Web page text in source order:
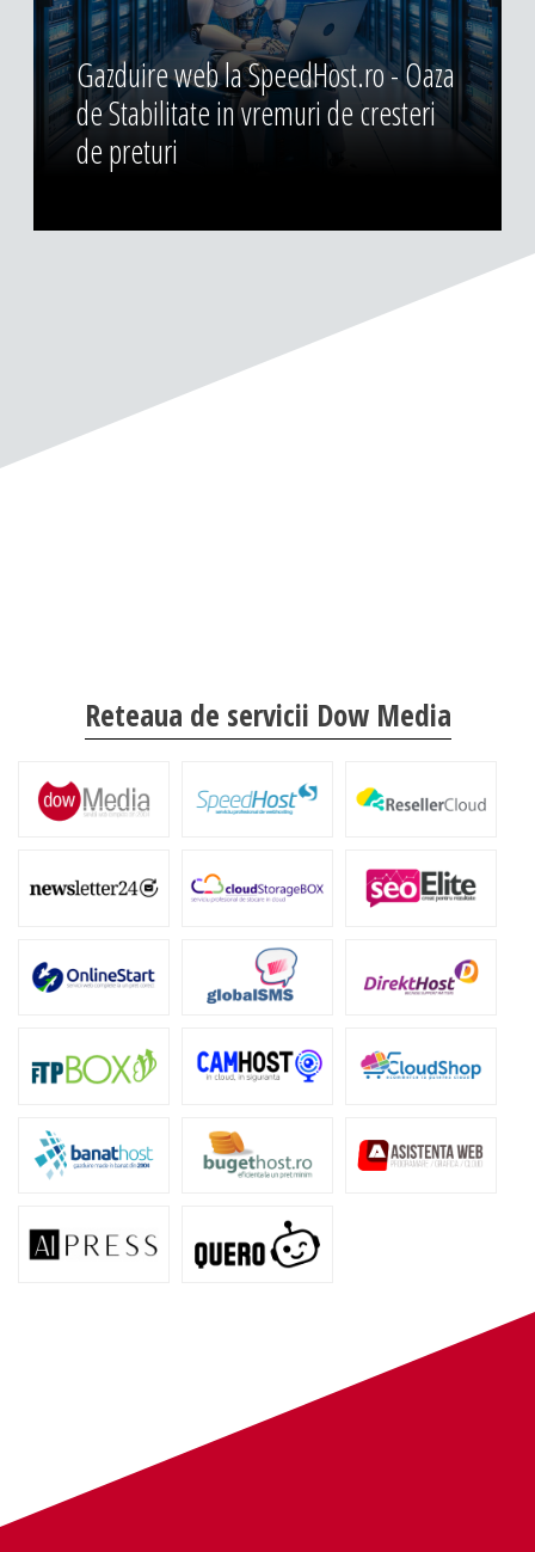
Gazduire web la SpeedHost.ro - Oaza
de Stabilitate in vremuri de cresteri
de preturi
Reteaua de servicii Dow Media